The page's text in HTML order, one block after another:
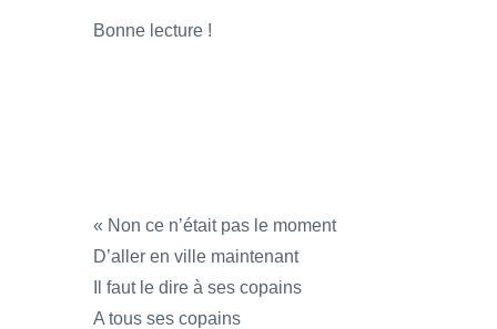
Bonne lecture !
« Non ce n’était pas le moment
D’aller en ville maintenant
Il faut le dire à ses copains
A tous ses copains